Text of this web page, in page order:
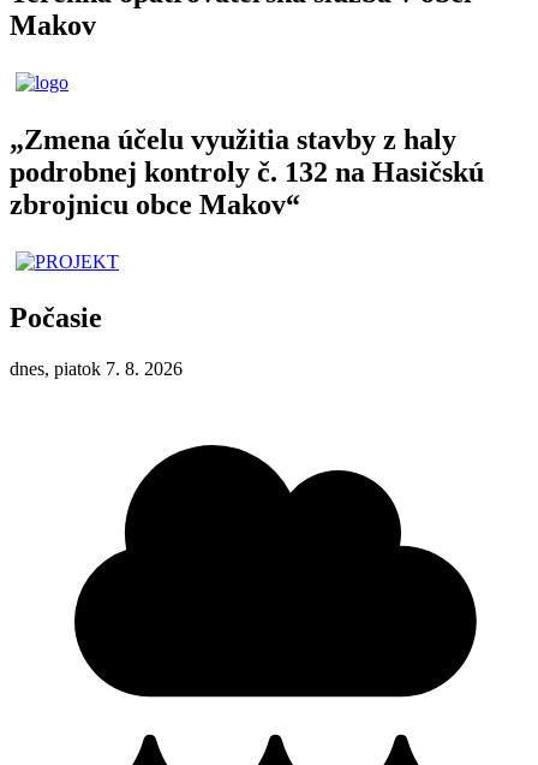
Makov
„Zmena účelu využitia stavby z haly
podrobnej kontroly č. 132 na Hasičskú
zbrojnicu obce Makov“
Počasie
dnes, piatok 7. 8. 2026